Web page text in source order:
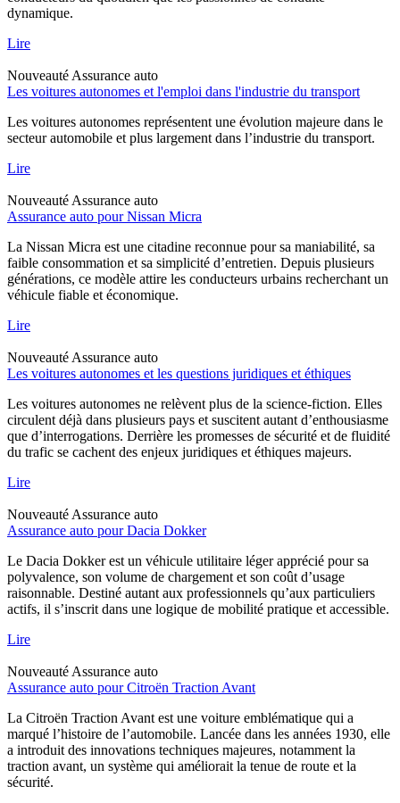
dynamique.
Lire
Nouveauté Assurance auto
Les voitures autonomes et l'emploi dans l'industrie du transport
Les voitures autonomes représentent une évolution majeure dans le
secteur automobile et plus largement dans l’industrie du transport.
Lire
Nouveauté Assurance auto
Assurance auto pour Nissan Micra
La Nissan Micra est une citadine reconnue pour sa maniabilité, sa
faible consommation et sa simplicité d’entretien. Depuis plusieurs
générations, ce modèle attire les conducteurs urbains recherchant un
véhicule fiable et économique.
Lire
Nouveauté Assurance auto
Les voitures autonomes et les questions juridiques et éthiques
Les voitures autonomes ne relèvent plus de la science-fiction. Elles
circulent déjà dans plusieurs pays et suscitent autant d’enthousiasme
que d’interrogations. Derrière les promesses de sécurité et de fluidité
du trafic se cachent des enjeux juridiques et éthiques majeurs.
Lire
Nouveauté Assurance auto
Assurance auto pour Dacia Dokker
Le Dacia Dokker est un véhicule utilitaire léger apprécié pour sa
polyvalence, son volume de chargement et son coût d’usage
raisonnable. Destiné autant aux professionnels qu’aux particuliers
actifs, il s’inscrit dans une logique de mobilité pratique et accessible.
Lire
Nouveauté Assurance auto
Assurance auto pour Citroën Traction Avant
La Citroën Traction Avant est une voiture emblématique qui a
marqué l’histoire de l’automobile. Lancée dans les années 1930, elle
a introduit des innovations techniques majeures, notamment la
traction avant, un système qui améliorait la tenue de route et la
sécurité.